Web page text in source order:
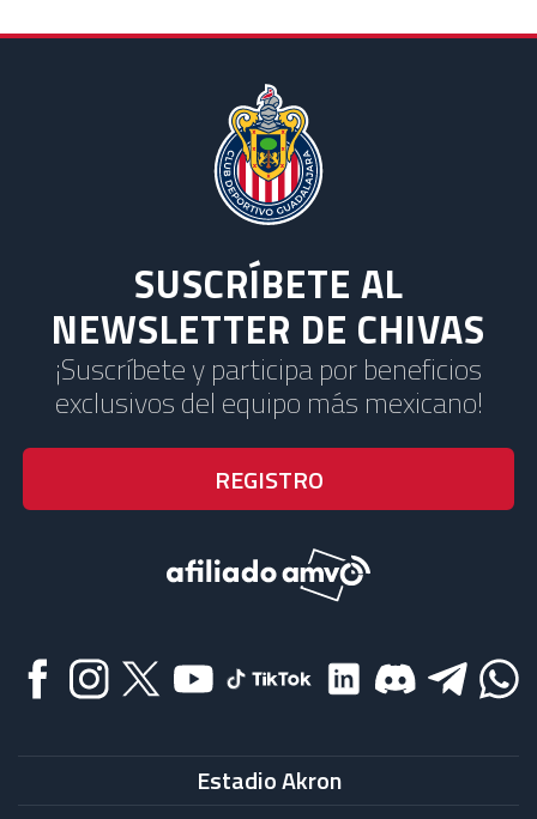
SUSCRÍBETE AL
NEWSLETTER DE CHIVAS
¡Suscríbete y participa por beneficios
exclusivos del equipo más mexicano!
Estadio Akron